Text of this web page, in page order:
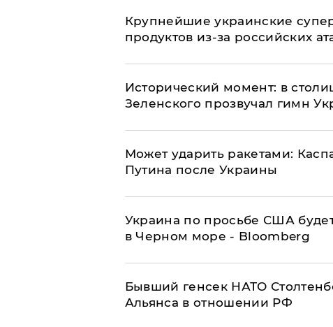
Крупнейшие украинские
продуктов из-за российских
Исторический момент: в
Зеленского прозвучал гимн
Может ударить ракетами:
Путина после Украины
Украина по просьбе США
в Черном море - Bloomberg
Бывший генсек НАТО
Альянса в отношении РФ